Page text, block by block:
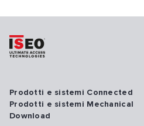
Prodotti e sistemi Connected
Prodotti e sistemi Mechanical
Download